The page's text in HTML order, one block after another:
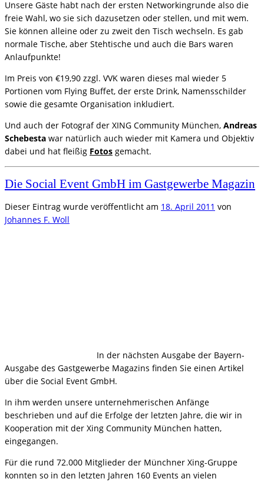
Unsere Gäste habt nach der ersten Networkingrunde also die
freie Wahl, wo sie sich dazusetzen oder stellen, und mit wem.
Sie können alleine oder zu zweit den Tisch wechseln. Es gab
normale Tische, aber Stehtische und auch die Bars waren
Anlaufpunkte!
Im Preis von €19,90 zzgl. VVK waren dieses mal wieder 5
Portionen vom Flying Buffet, der erste Drink, Namensschilder
sowie die gesamte Organisation inkludiert.
Und auch der Fotograf der XING Community München, Andreas
Schebesta war natürlich auch wieder mit Kamera und Objektiv
dabei und hat fleißig Fotos gemacht.
Die Social Event GmbH im Gastgewerbe Magazin
Dieser Eintrag wurde veröffentlicht am 18. April 2011 von
Johannes F. Woll
In der nächsten Ausgabe der Bayern-
Ausgabe des Gastgewerbe Magazins finden Sie einen Artikel
über die Social Event GmbH.
In ihm werden unsere unternehmerischen Anfänge
beschrieben und auf die Erfolge der letzten Jahre, die wir in
Kooperation mit der Xing Community München hatten,
eingegangen.
Für die rund 72.000 Mitglieder der Münchner Xing-Gruppe
konnten so in den letzten Jahren 160 Events an vielen